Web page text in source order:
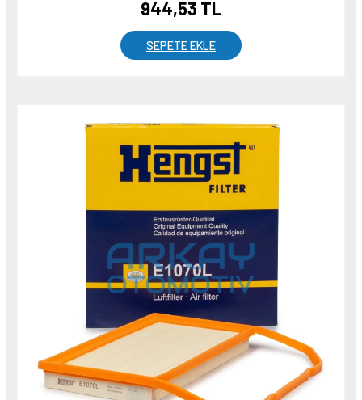
944,53 TL
SEPETE EKLE